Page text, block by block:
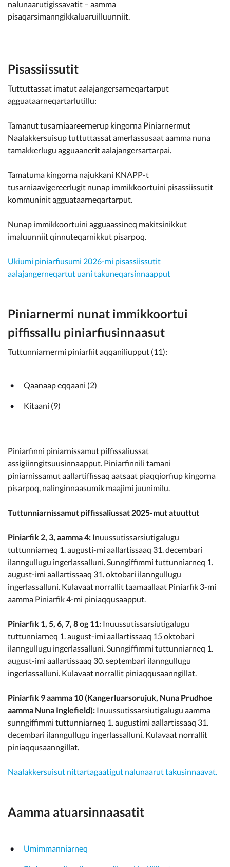
nalunaarutigissavatit – aamma
pisaqarsimanngikkaluaruilluunniit.
Pisassiissutit
Tuttuttassat imatut aalajangersarneqartarput
agguataarneqartarlutillu:
Tamanut tusarniaareernerup kingorna Piniarnermut
Naalakkersuisup tuttuttassat amerlassusaat aamma nuna
tamakkerlugu agguaanerit aalajangersartarpai.
Tamatuma kingorna najukkani KNAPP-t
tusarniaavigereerlugit nunap immikkoortuini pisassiissutit
kommuninit agguataarneqartarput.
Nunap immikkoortuini agguaassineq makitsinikkut
imaluunniit qinnuteqarnikkut pisarpoq.
Ukiumi piniarfiusumi 2026-mi pisassiissutit
aalajangerneqartut uani takuneqarsinnaapput
Piniarnermi nunat immikkoortui
piffissallu piniarfiusinnaasut
Tuttunniarnermi piniarfiit aqqaniliupput (11):
Qaanaap eqqaani (2)
Kitaani (9)
Piniarfinni piniarnissamut piffissaliussat
assigiinngitsuusinnaapput. Piniarfinnili tamani
piniarnissamut aallartiffissaq aatsaat piaqqiorfiup kingorna
pisarpoq, nalinginnaasumik maajimi juunimilu.
Tuttunniarnissamut piffissaliussat 2025-mut atuuttut
Piniarfik 2, 3, aamma 4: Inuussutissarsiutigalugu
tuttunniarneq 1. augusti-mi aallartissaaq 31. decembari
ilanngullugu ingerlassalluni. Sunngiffimmi tuttunniarneq 1.
august-imi aallartissaaq 31. oktobari ilanngullugu
ingerlassalluni. Kulavaat norrallit taamaallaat Piniarfik 3-mi
aamma Piniarfik 4-mi piniaqqusaapput.
Piniarfik 1, 5, 6, 7, 8 og 11: Inuussutissarsiutigalugu
tuttunniarneq 1. august-imi aallartissaaq 15 oktobari
ilanngullugu ingerlassalluni. Sunngiffimmi tuttunniarneq 1.
august-imi aallartissaaq 30. septembari ilanngullugu
ingerlassalluni. Kulavaat norrallit piniaqqusaanngillat.
Piniarfik 9 aamma 10 (Kangerluarsorujuk, Nuna Prudhoe
aamma Nuna Inglefield): Inuussutissarsiutigalugu aamma
sunngiffimmi tuttunniarneq 1. augustimi aallartissaaq 31.
decembari ilanngullugu ingerlassalluni. Kulavaat norrallit
piniaqqusaanngillat.
Naalakkersuisut nittartagaatigut nalunaarut takusinnaavat.
Aamma atuarsinnaasatit
Umimmanniarneq